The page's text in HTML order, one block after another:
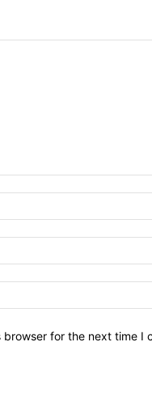
for the next time I